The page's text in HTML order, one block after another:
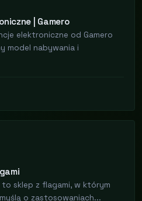
| Gamero
elektroniczne od Gamero
model nabywania i
to sklep z flagami, w którym
o zastosowaniach...